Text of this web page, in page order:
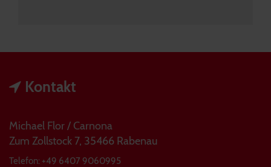
Kontakt
Michael Flor / Carnona
Zum Zollstock 7, 35466 Rabenau
Telefon: +49 6407 9060995